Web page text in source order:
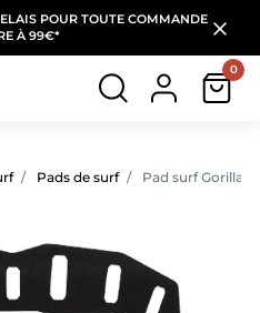
POUR TOUTE COMMANDE
À 99€*
0
Pads de surf Pad surf Gorilla